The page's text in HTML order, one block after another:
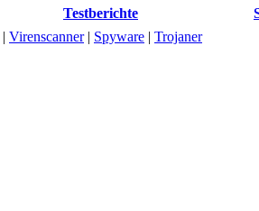
Testberichte
| Virenscanner| Spyware | Trojaner